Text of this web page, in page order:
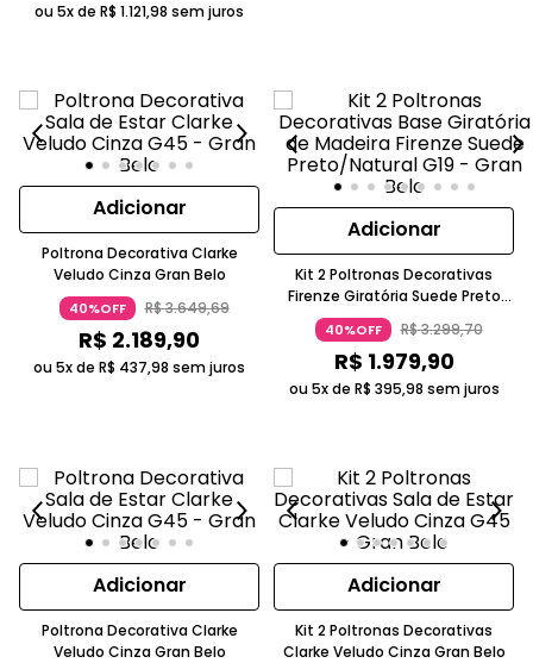
ou 5x de R$ 1.121,98 sem juros
Adicionar
Poltrona Decorativa Clarke
Veludo Cinza Gran Belo
40%OFF R$3.649,69
R$ 2.189,90
ou 5x de R$ 437,98 sem juros
Adicionar
Kit 2 Poltronas Decorativas
Firenze Giratória Suede Preto
Gran Belo
40%OFF R$3.299,70
R$ 1.979,90
ou 5x de R$ 395,98 sem juros
Adicionar
Poltrona Decorativa Clarke
Veludo Cinza Gran Belo
Adicionar
Kit 2 Poltronas Decorativas
Clarke Veludo Cinza Gran Belo